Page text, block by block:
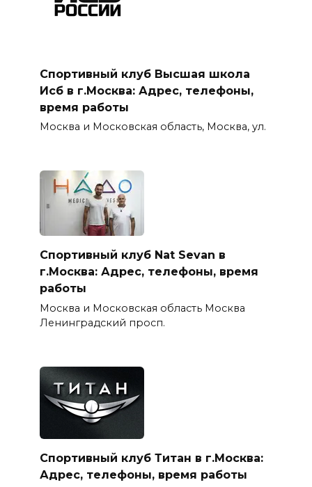
Спортивный клуб Высшая школа
Исб в г.Москва: Адрес, телефоны,
время работы
Москва и Московская область, Москва, ул.
Спортивный клуб Nat Sevan в
г.Москва: Адрес, телефоны, время
работы
Москва и Московская область Москва
Ленинградский просп.
Спортивный клуб Титан в г.Москва:
Адрес, телефоны, время работы